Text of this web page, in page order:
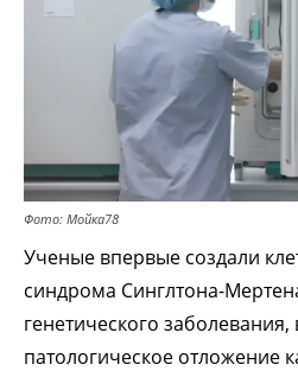
Фото: Мойка78
Ученые впервые создали
синдрома Синглтона-
генетического
патологическое отложение